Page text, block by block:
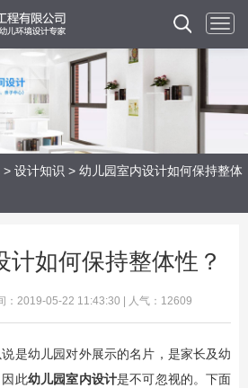
> 设计知识 > 幼儿园室内设计如何保持整体
计如何保持整体性？
：2019-05-22 11:43:30 | 人气：12609
是幼儿园对外展示的名片，是家长及幼
因此幼儿园室内设计是不可忽视的。下面